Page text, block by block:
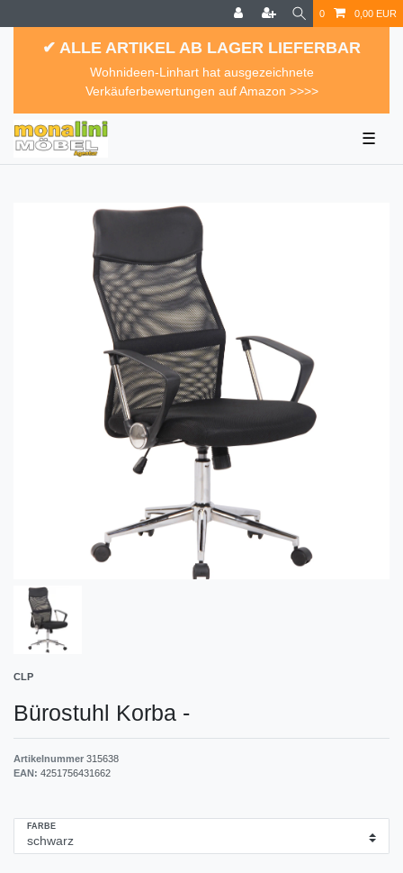
0 0,00 EUR
✔ ALLE ARTIKEL AB LAGER LIEFERBAR
Wohnideen-Linhart hat ausgezeichnete
Verkäuferbewertungen auf Amazon >>>>
☰
CLP
Bürostuhl Korba -
Artikelnummer 315638
EAN: 4251756431662
FARBE